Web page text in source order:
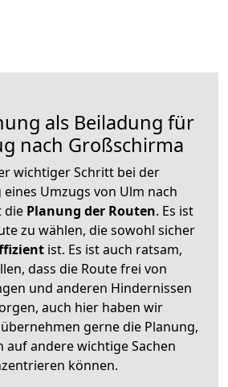
als Beiladung für
nach Großschirma
wichtiger Schritt bei der
Umzugs von Ulm nach
diePlanung der Routen. Es ist
zu wählen, die sowohl sicher
ist. Es ist auch ratsam,
dass die Route frei von
und anderen Hindernissen
auch hier haben wir
gerne die Planung,
auf andere wichtige Sachen
können.